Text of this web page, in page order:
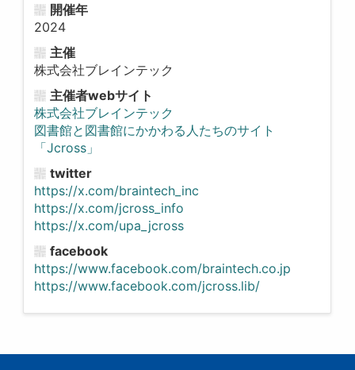
開催年
2024
主催
株式会社ブレインテック
主催者webサイト
株式会社ブレインテック
図書館と図書館にかかわる人たちのサイト
「Jcross」
twitter
https://x.com/braintech_inc
https://x.com/jcross_info
https://x.com/upa_jcross
facebook
https://www.facebook.com/braintech.co.jp
https://www.facebook.com/jcross.lib/